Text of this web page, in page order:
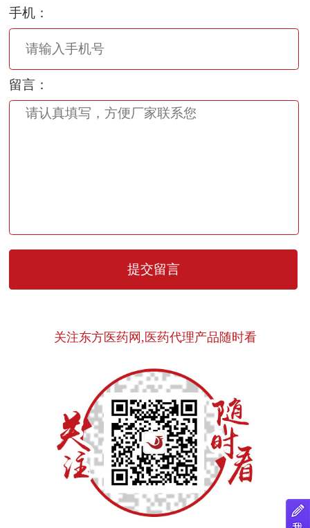
称号。“艾利克”评为成都市、四川省著名商标。
作为一家有高度社会责任感的公司，在致力于自身
发展的同时，永安关注对社会的回报。除在环境、
健康、安全方面持续不断地努力改进外，还多次为
贫因地区进行慈善捐款，数次为灾区捐献药品。
永安的目标是逐步成长为人类健康事业领域国内领
手机：
留言：
关注东方医药网,医药代理产品随时看